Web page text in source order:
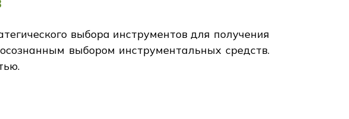
выбора инструментов для получения
выбором инструментальных средств.